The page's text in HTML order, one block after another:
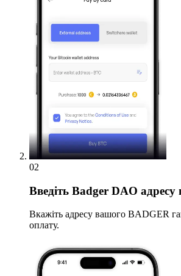
02
Введіть Badger DAO адресу
Вкажіть адресу вашого BADGER
оплату.